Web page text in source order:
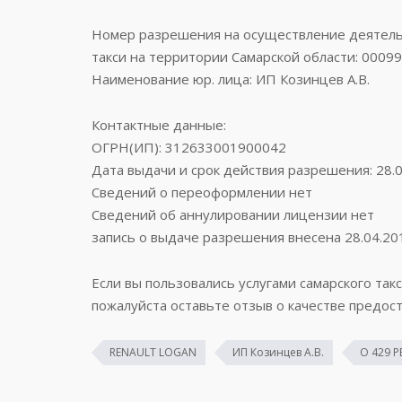
Номер разрешения на осуществление
такси на территории Самарской области:
Наименование юр. лица: ИП Козинцев А.В.
Контактные данные:
ОГРН(ИП): 312633001900042
Дата выдачи и срок действия разрешения:
Сведений о переоформлении нет
Сведений об аннулировании лицензии нет
запись о выдаче разрешения внесена
Если вы пользовались услугами самарского
пожалуйста оставьте отзыв о качестве
RENAULT LOGAN ИП Козинцев А.В. О 429